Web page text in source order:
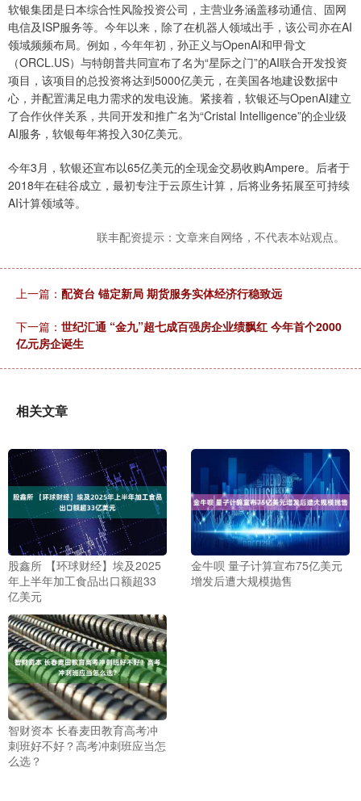
软银集团是日本综合性风险投资公司，主营业务涵盖移动通信、固网
电信及ISP服务等。今年以来，除了在机器人领域出手，该公司亦在AI
领域频频布局。例如，今年年初，孙正义与OpenAI和甲骨文
（ORCL.US）与特朗普共同宣布了名为“星际之门”的AI联合开发投资
项目，该项目的总投资将达到5000亿美元，在美国各地建设数据中
心，并配置满足电力需求的发电设施。紧接着，软银还与OpenAI建立
了合作伙伴关系，共同开发和推广名为“Cristal Intelligence”的企业级
AI服务，软银每年将投入30亿美元。
今年3月，软银还宣布以65亿美元的全现金交易收购Ampere。后者于
2018年在硅谷成立，最初专注于云原生计算，后将业务拓展至可持续
AI计算领域等。
联丰配资提示：文章来自网络，不代表本站观点。
上一篇： 配资台 锚定新局 期货服务实体经济行稳致远
下一篇： 世纪汇通 “金九”超七成百强房企业绩飘红 今年首个2000
亿元房企诞生
相关文章
股鑫所 【环球财经】埃及2025
年上半年加工食品出口额超33
亿美元
金牛呗 量子计算宣布75亿美元
增发后遭大规模抛售
智财资本 长春麦田教育高考冲
刺班好不好？高考冲刺班应当怎
么选？